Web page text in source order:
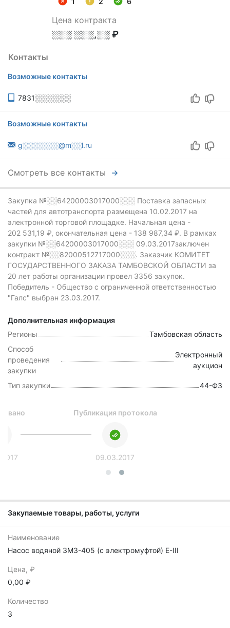
Цена контракта
░░░ ░░░,░░ ₽
Контакты
Возможные контакты
7831░░░░░░░
Возможные контакты
g░░░░░░░@m░░l.ru
Смотреть все контакты
Закупка №░░64200003017000░░░ Поставка запасных
частей для автотранспорта размещена 10.02.2017 на
электронной торговой площадке. Начальная цена -
202 531,19 ₽, окончательная цена - 138 987,34 ₽. В рамках
закупки №░░64200003017000░░░ 09.03.2017заключен
контракт №░░82000512717000░░░. Заказчик КОМИТЕТ
ГОСУДАРСТВЕННОГО ЗАКАЗА ТАМБОВСКОЙ ОБЛАСТИ за
20 лет работы организации провел 3356 закупок.
Победитель - Общество с ограниченной ответственностью
"Галс" выбран 23.03.2017.
Дополнительная информация
Регионы
Тамбовская область
Способ
проведения
закупки
Электронный
аукцион
Тип закупки 44-ФЗ
Публикация протокола
09.03.2017
Закупаемые товары, работы, услуги
Наименование
Насос водяной ЗМЗ-405 (с электромуфтой) Е-III
Цена, ₽
0,00 ₽
Количество
3